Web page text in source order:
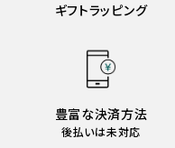
ギフトラッピング
豊富な決済方法
後払いは未対応